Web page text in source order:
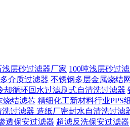
层砂过滤器厂家 100吨浅层砂过
介质过滤器 不锈钢多层金属烧结
却循环回水过滤刷式自清洗过滤器
烧结滤芯 精细化工新材料行业PPS
过滤器 造纸厂密封水自清洗过滤
透保安过滤器 超滤反洗保安过滤器